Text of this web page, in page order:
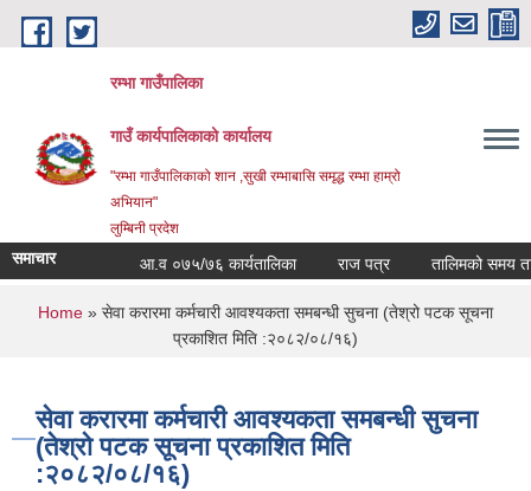
Skip to main content
रम्भा गाउँपालिका
गाउँ कार्यपालिकाको कार्यालय
"रम्भा गाउँपालिकाको शान ,सुखी रम्भाबासि समृद्ध रम्भा हाम्रो
अभियान"
लुम्बिनी प्रदेश
समाचार आ.व ०७५/७६ कार्यतालिका राज पत्र तालिमको समय
You are here
Home » सेवा करारमा कर्मचारी आवश्यकता समबन्धी सुचना (तेश्रो पटक सूचना
प्रकाशित मिति :२०८२/०८/१६)
सेवा करारमा कर्मचारी आवश्यकता समबन्धी सुचना
(तेश्रो पटक सूचना प्रकाशित मिति
:२०८२/०८/१६)